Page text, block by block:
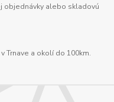
objednávky alebo skladovú
Trnave a okolí do 100km.